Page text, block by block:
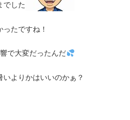
でした
たですね！
で大変だったんだ
よりかはいいのかぁ？